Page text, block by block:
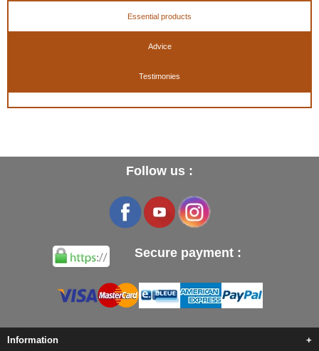
Essential products
Advice
Testimonies
Follow us :
Secure payment :
Information +